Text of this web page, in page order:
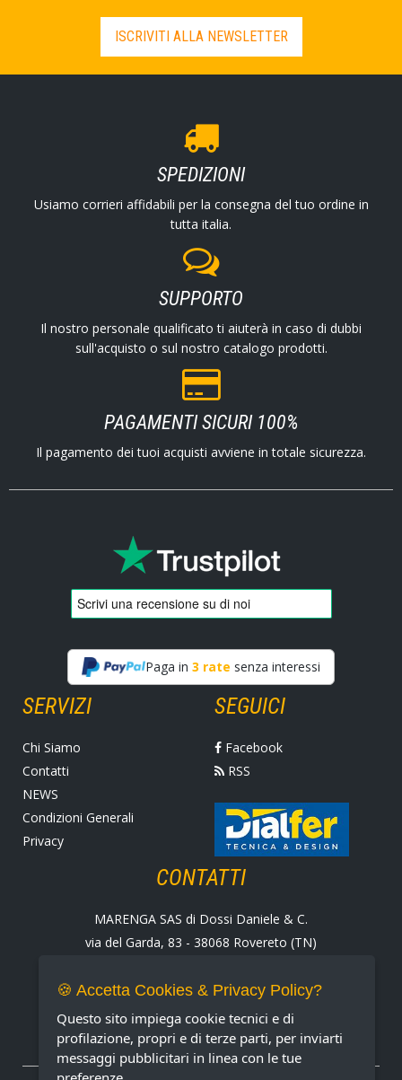
ISCRIVITI ALLA NEWSLETTER
SPEDIZIONI
Usiamo corrieri affidabili per la consegna del tuo ordine in
tutta italia.
SUPPORTO
Il nostro personale qualificato ti aiuterà in caso di dubbi
sull'acquisto o sul nostro catalogo prodotti.
PAGAMENTI SICURI 100%
Il pagamento dei tuoi acquisti avviene in totale sicurezza.
Paga in 3 rate senza interessi
SERVIZI
Chi Siamo
Contatti
NEWS
Condizioni Generali
Privacy
SEGUICI
Facebook
RSS
CONTATTI
MARENGA SAS di Dossi Daniele & C.
via del Garda, 83 - 38068 Rovereto (TN)
Fax +39 0464 430938
E-mail: marenga@marenga.it
Partita IVA IT02232370227
🍪 Accetta Cookies & Privacy Policy?
Questo sito impiega cookie tecnici e di
profilazione, propri e di terze parti, per inviarti
messaggi pubblicitari in linea con le tue